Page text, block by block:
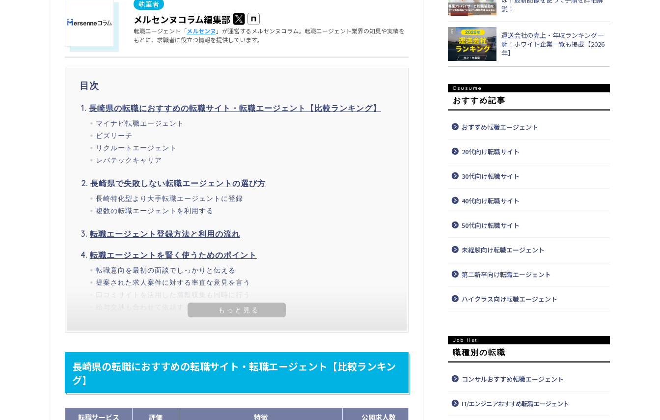
メルセンヌコラム編集部
転職エージェント「メルセンヌ 」が運営するメルセンヌコラム。転職エージェント業界の知見や実績を
もとに、求職者に役立つ情報を提供しています。
目次
長崎県の転職におすすめの転職サイト・転職エージェント【比較ランキング】
マイナビ転職エージェント
ビズリーチ
リクルートエージェント
レバテックキャリア
長崎県で失敗しない転職エージェントの選び方
長崎特化型より大手転職エージェントに登録
複数の転職エージェントを利用する
転職エージェント登録方法と利用の流れ
転職エージェントを賢く使うためのポイント
転職意向を最初の面談でしっかりと伝える
提案された求人案件に対する率直な意見を言う
口コミサイトを活用した情報収集も同時に行う
給与交渉も合わせて依頼する
長崎県の転職におすすめの転職サイト・転職エージェント【比較ランキン
グ】
転職サービス 評価 特徴 公開求人数
説！
運送会社の売上・年収ランキング一
覧！ホワイト企業一覧も掲載【2026
年】
おすすめ記事
おすすめ転職エージェント
20代向け転職サイト
30代向け転職サイト
40代向け転職サイト
50代向け転職サイト
未経験向け転職エージェント
第二新卒向け転職エージェント
ハイクラス向け転職エージェント
職種別の転職
コンサルおすすめ転職エージェント
IT/エンジニアおすすめ転職エージェント